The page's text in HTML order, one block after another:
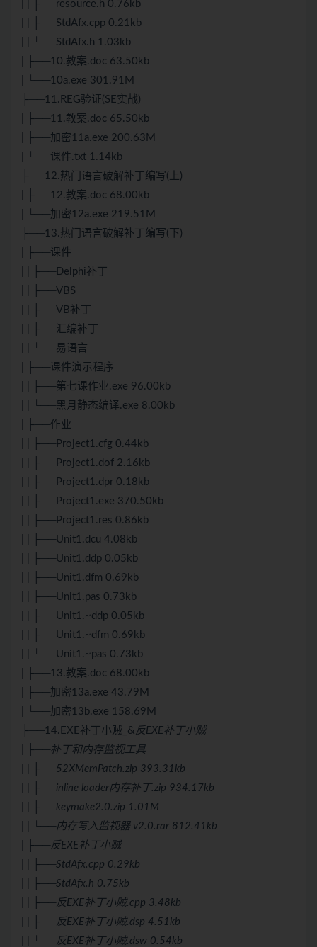
| | ├──resource.h 0.76kb
| | ├──StdAfx.cpp 0.21kb
| | └──StdAfx.h 1.03kb
| ├──10.教案.doc 63.50kb
| └──10a.exe 301.91M
├──11.REG验证(SE实战)
| ├──11.教案.doc 65.50kb
| ├──加密11a.exe 200.63M
| └──课件.txt 1.14kb
├──12.热门语言破解补丁编写(上)
| ├──12.教案.doc 68.00kb
| └──加密12a.exe 219.51M
├──13.热门语言破解补丁编写(下)
| ├──课件
| | ├──Delphi补丁
| | ├──VBS
| | ├──VB补丁
| | ├──汇编补丁
| | └──易语言
| ├──课件演示程序
| | ├──第七课作业.exe 96.00kb
| | └──黑月静态编译.exe 8.00kb
| ├──作业
| | ├──Project1.cfg 0.44kb
| | ├──Project1.dof 2.16kb
| | ├──Project1.dpr 0.18kb
| | ├──Project1.exe 370.50kb
| | ├──Project1.res 0.86kb
| | ├──Unit1.dcu 4.08kb
| | ├──Unit1.ddp 0.05kb
| | ├──Unit1.dfm 0.69kb
| | ├──Unit1.pas 0.73kb
| | ├──Unit1.~ddp 0.05kb
| | ├──Unit1.~dfm 0.69kb
| | └──Unit1.~pas 0.73kb
| ├──13.教案.doc 68.00kb
| ├──加密13a.exe 43.79M
| └──加密13b.exe 158.69M
├──14.EXE补丁小贼_& 反EXE补丁小贼
| ├──补丁和内存监视工具
| | ├──52XMemPatch.zip 393.31kb
| | ├──inline loader内存补丁.zip 934.17kb
| | ├──keymake2.0.zip 1.01M
| | └──内存写入监视器 v2.0.rar 812.41kb
| ├──反EXE补丁小贼
| | ├──StdAfx.cpp 0.29kb
| | ├──StdAfx.h 0.75kb
| | ├──反EXE补丁小贼.cpp 3.48kb
| | ├──反EXE补丁小贼.dsp 4.51kb
| | └──反EXE补丁小贼.dsw 0.54kb